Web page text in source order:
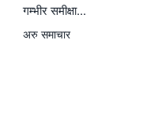
गम्भीर समीक्षा...
अरु समाचार